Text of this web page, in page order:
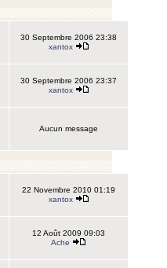
30 Septembre 2006 23:38
xantox
30 Septembre 2006 23:37
xantox
Aucun message
22 Novembre 2010 01:19
xantox
12 Août 2009 09:03
Ache